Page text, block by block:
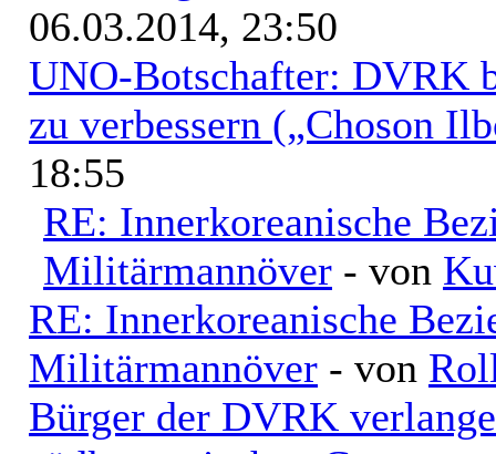
06.03.2014, 23:50
UNO-Botschafter: DVRK
zu verbessern („Choson
18:55
RE: Innerkoreanische
Militärmannöver - von
RE: Innerkoreanische
Militärmannöver - von
Bürger der DVRK